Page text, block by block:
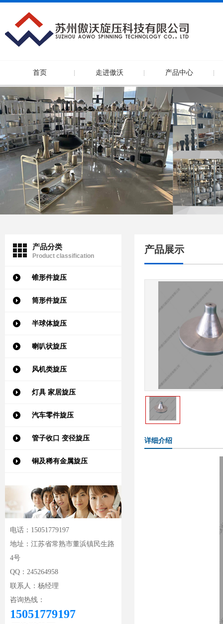
首页 走进傲沃 产品中心
产品分类
Product classification
锥形件旋压
筒形件旋压
半球体旋压
喇叭状旋压
风机类旋压
灯具 家居旋压
汽车零件旋压
管子收口 变径旋压
铜及稀有金属旋压
电话：15051779197
地址：江苏省常熟市董浜镇民生路
4号
QQ：245264958
联系人：杨经理
咨询热线：
15051779197
产品展示
详细介绍